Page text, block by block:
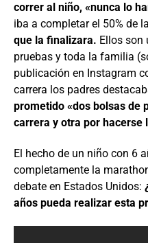
correr al niño, «nunca lo
iba a completar el 50% de
que la finalizara. Ellos son
pruebas y toda la familia
publicación en Instagram
carrera los padres
prometido «dos bolsas de
carrera y otra por
El hecho de un niño con 6
completamente la
debate en Estados Unidos:
años pueda realizar esta